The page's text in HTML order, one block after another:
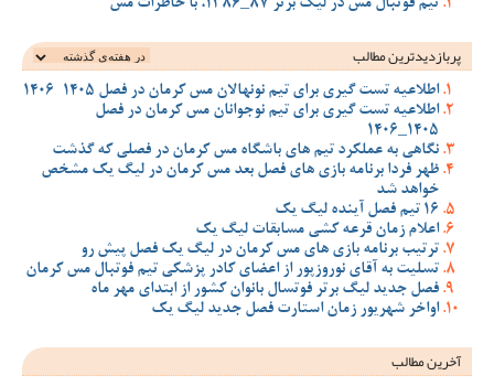
تیم فوتبال مس در لیگ برتر 87_1386، با خاطرات مس
پربازدیدترین‌ مطالب
اطلاعیه تست گیری برای تیم نونهالان مس کرمان در فصل 1405-1406
اطلاعیه تست گیری برای تیم نوجوانان مس کرمان در فصل
1405_1406
نگاهی به عملکرد تیم های باشگاه مس کرمان در فصلی که گذشت
ظهر فردا برنامه بازی های فصل بعد مس کرمان در لیگ یک مشخص
خواهد شد
16 تیم فصل آینده لیگ یک
اعلام زمان قرعه کشی مسابقات لیگ یک
ترتیب برنامه بازی های مس کرمان در لیگ یک فصل پیش رو
تسلیت به آقای نوروزپور از اعضای کادر پزشکی تیم فوتبال مس کرمان
فصل جدید لیگ برتر فوتسال بانوان کشور از ابتدای مهر ماه
اواخر شهریور زمان استارت فصل جدید لیگ یک
آخرین مطالب